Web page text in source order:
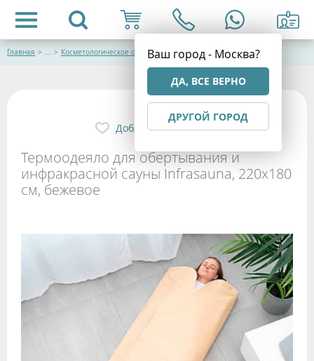
Ваш город - Москва?
ДА, ВСЕ ВЕРНО
ДРУГОЙ ГОРОД
Главная > ... > Косметологическое оборудование
Термоодеяло для обертывания и
инфракрасной сауны Infrasauna, 220х180
см, бежевое
Добавить в избранное